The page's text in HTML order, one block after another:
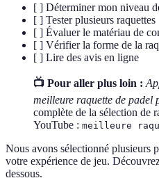
[ ] Déterminer mon niveau
[ ] Tester plusieurs raquettes
[ ] Évaluer le matériau de
[ ] Vérifier la forme de la
[ ] Lire des avis en ligne
📺 Pour aller plus loin :
meilleure raquette de padel
complète de la sélection de
YouTube : meilleure
Nous avons sélectionné plusieurs
votre expérience de jeu.
dessous.